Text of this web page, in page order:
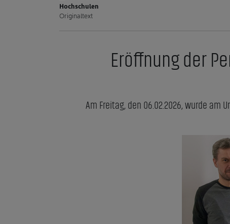
Hochschulen
Originaltext
Eröffnung der
Am Freitag, den 06.02.2026, wurde am